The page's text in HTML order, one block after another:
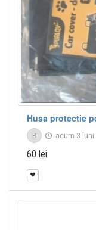
Husa protectie
B acum 3 luni
60 lei